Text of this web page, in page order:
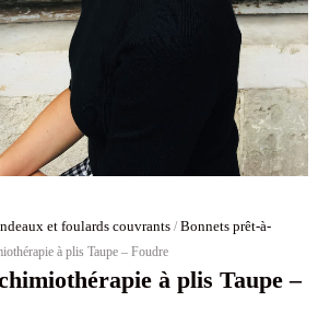
et foulards couvrants / Bonnets prêt-à-
à plis Taupe – Foudre
à plis Taupe –